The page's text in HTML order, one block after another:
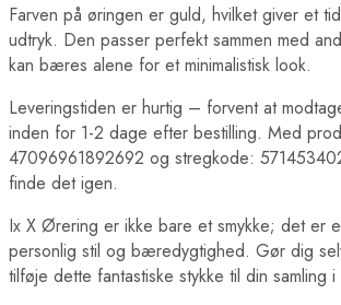
Farven på øringen er guld, hvilket giver et
udtryk. Den passer perfekt sammen med
kan bæres alene for et minimalistisk look.
Leveringstiden er hurtig – forvent at
inden for 1-2 dage efter bestilling. Med
47096961892692 og stregkode:
finde det igen.
Ix X Ørering er ikke bare et smykke; det er
personlig stil og bæredygtighed. Gør dig
tilføje dette fantastiske stykke til din samling i